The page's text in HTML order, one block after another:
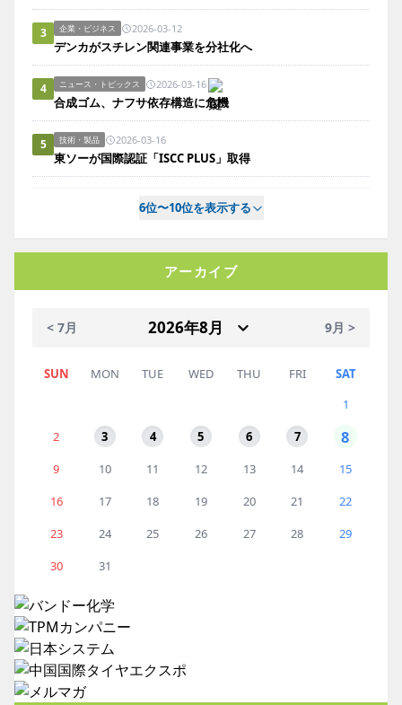
3 企業・ビジネス 2026-03-12
デンカがスチレン関連事業を分社化へ
4 ニュース・トピックス 2026-03-16
合成ゴム、ナフサ依存構造に危機
5 技術・製品 2026-03-16
東ソーが国際認証「ISCC PLUS」取得
6位〜10位を表示する
アーカイブ
< 7月 9月 >
SUN MON TUE WED THU FRI
SAT
1
2
3 4 5 6 7 8
9 10 11 12 13 14
15
16
17 18 19 20 21
22
23
24 25 26 27 28
29
30
31